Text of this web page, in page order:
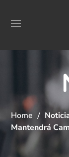
Home
Mantendrá